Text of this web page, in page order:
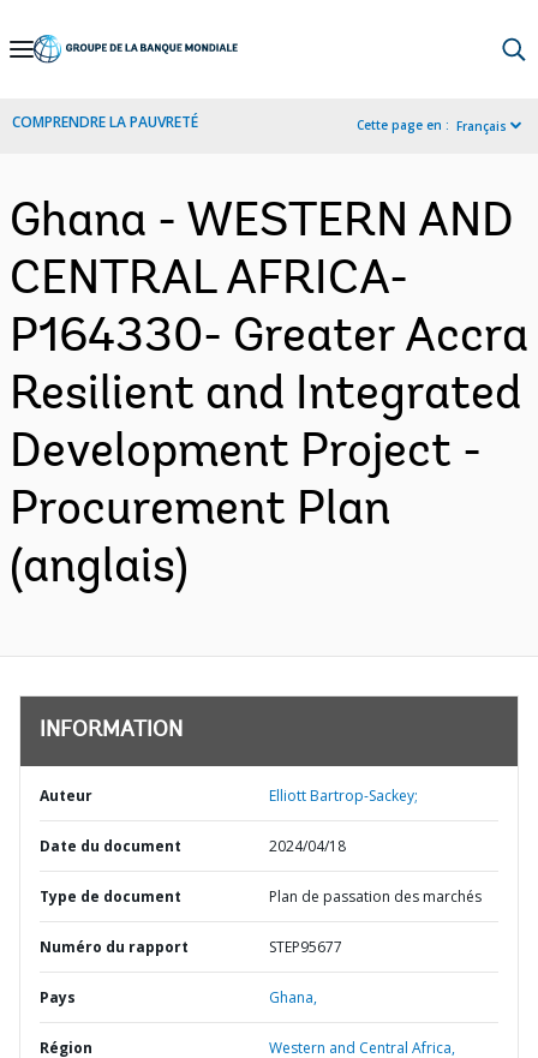
Skip
Navigation
COMPRENDRE LA PAUVRETÉ Cette page en : Français
Ghana - WESTERN AND
CENTRAL AFRICA-
P164330- Greater Accra
Resilient and Integrated
Development Project -
Procurement Plan
(anglais)
INFORMATION
Auteur Elliott Bartrop-Sackey;
Date du document 2024/04/18
Type de document Plan de passation des marchés
Numéro du rapport STEP95677
Pays Ghana,
Région Western and Central Africa,